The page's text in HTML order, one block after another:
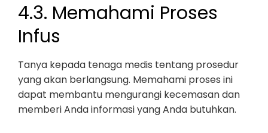
4.3. Memahami Proses
Infus
Tanya kepada tenaga medis tentang prosedur
yang akan berlangsung. Memahami proses ini
dapat membantu mengurangi kecemasan dan
memberi Anda informasi yang Anda butuhkan.